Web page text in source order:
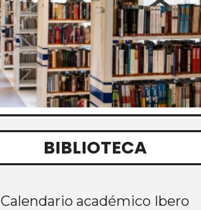
BIBLIOTECA
Calendario académico Ibero